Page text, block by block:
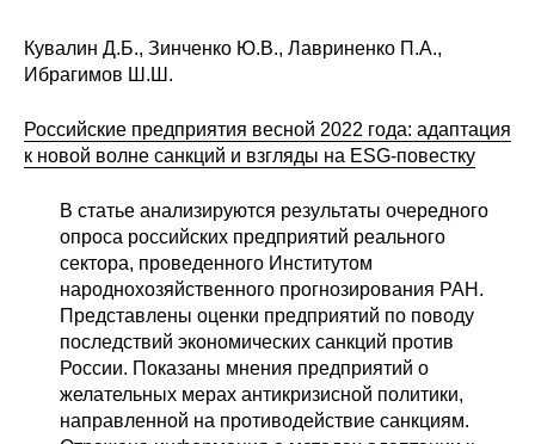
Кувалин Д.Б., Зинченко Ю.В., Лавриненко П.А.,
Ибрагимов Ш.Ш.
Российские предприятия весной 2022 года: адаптация
к новой волне санкций и взгляды на ESG-повестку
В статье анализируются результаты очередного
опроса российских предприятий реального
сектора, проведенного Институтом
народнохозяйственного прогнозирования РАН.
Представлены оценки предприятий по поводу
последствий экономических санкций против
России. Показаны мнения предприятий о
желательных мерах антикризисной политики,
направленной на противодействие санкциям.